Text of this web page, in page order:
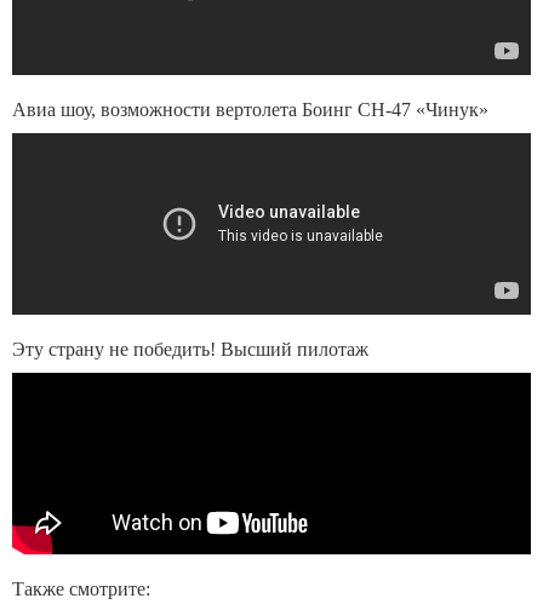
Авиа шоу, возможности вертолета Боинг CH-47 «Чинук»
Эту страну не победить! Высший пилотаж
Также смотрите: